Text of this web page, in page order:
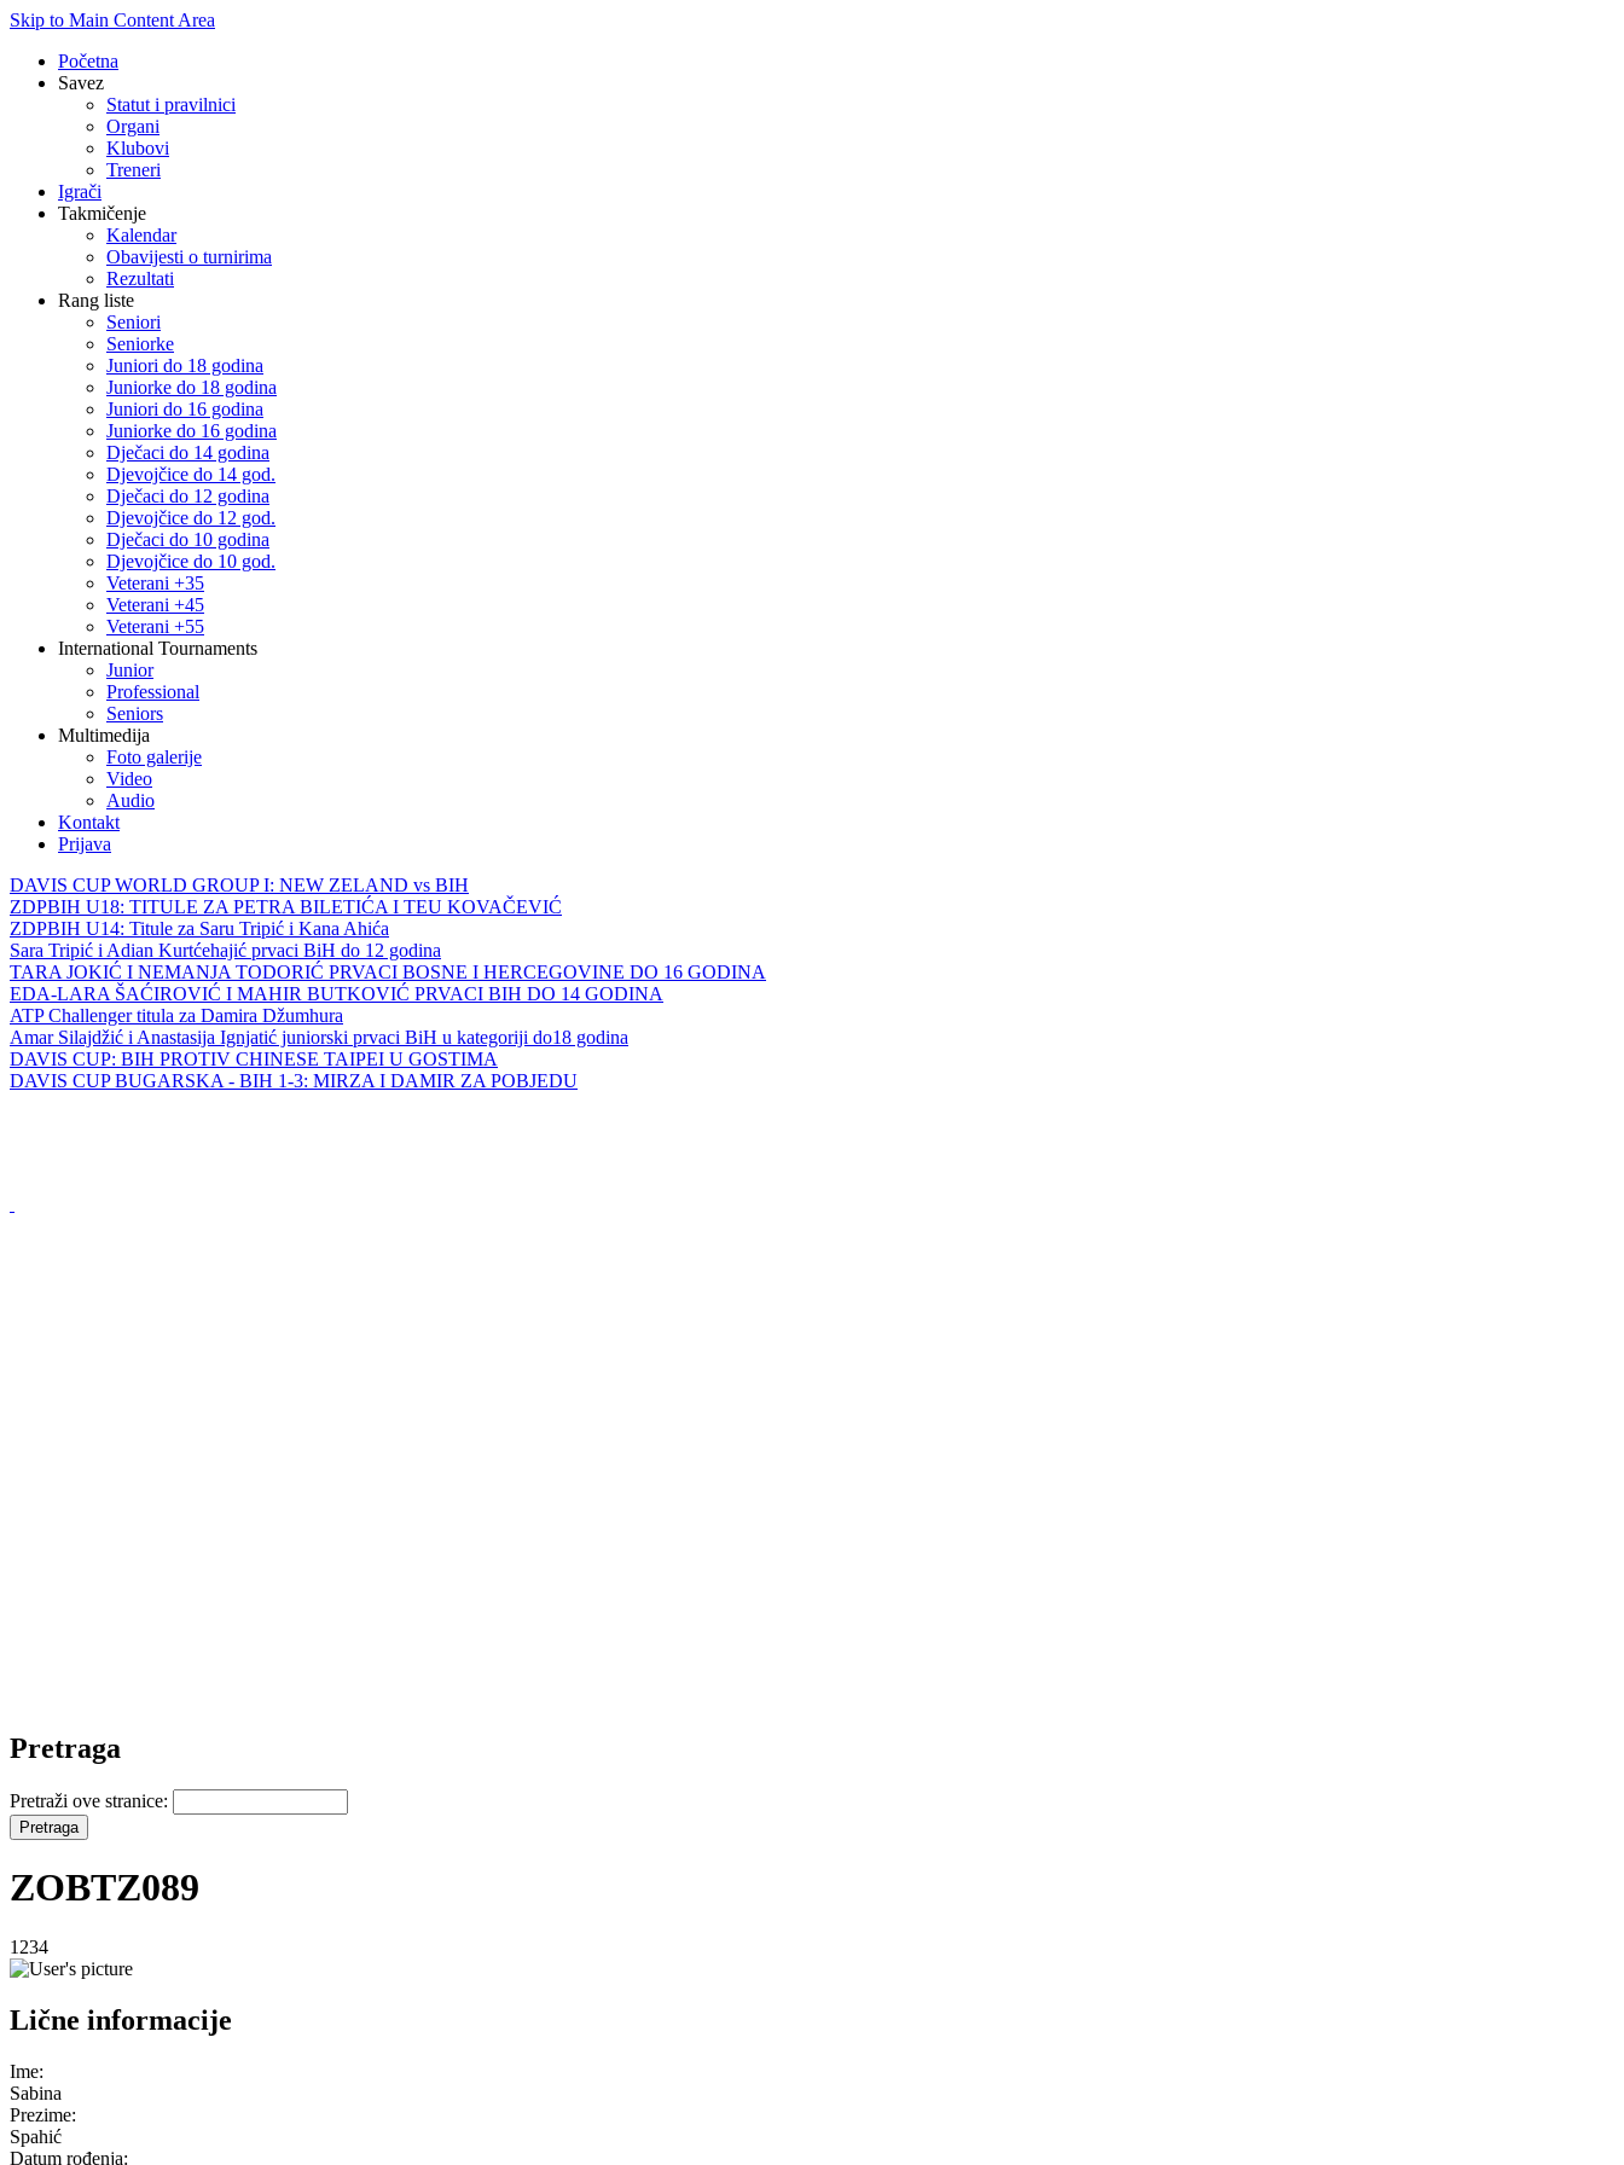
Skip to Main Content Area
Početna
Savez
Statut i pravilnici
Organi
Klubovi
Treneri
Igrači
Takmičenje
Kalendar
Obavijesti o turnirima
Rezultati
Rang liste
Seniori
Seniorke
Juniori do 18 godina
Juniorke do 18 godina
Juniori do 16 godina
Juniorke do 16 godina
Dječaci do 14 godina
Djevojčice do 14 god.
Dječaci do 12 godina
Djevojčice do 12 god.
Dječaci do 10 godina
Djevojčice do 10 god.
Veterani +35
Veterani +45
Veterani +55
International Tournaments
Junior
Professional
Seniors
Multimedija
Foto galerije
Video
Audio
Kontakt
Prijava
DAVIS CUP WORLD GROUP I: NEW ZELAND vs BIH
ZDPBIH U18: TITULE ZA PETRA BILETIĆA I TEU KOVAČEVIĆ
ZDPBIH U14: Titule za Saru Tripić i Kana Ahića
Sara Tripić i Adian Kurtćehajić prvaci BiH do 12 godina
TARA JOKIĆ I NEMANJA TODORIĆ PRVACI BOSNE I HERCEGOVINE DO 16 GODINA
EDA-LARA ŠAĆIROVIĆ I MAHIR BUTKOVIĆ PRVACI BIH DO 14 GODINA
ATP Challenger titula za Damira Džumhura
Amar Silajdžić i Anastasija Ignjatić juniorski prvaci BiH u kategoriji do18 godina
DAVIS CUP: BIH PROTIV CHINESE TAIPEI U GOSTIMA
DAVIS CUP BUGARSKA - BIH 1-3: MIRZA I DAMIR ZA POBJEDU
Pretraga
Pretraži ove stranice:
ZOBTZ089
1234
Lične informacije
Ime:
Sabina
Prezime:
Spahić
Datum rođenja: